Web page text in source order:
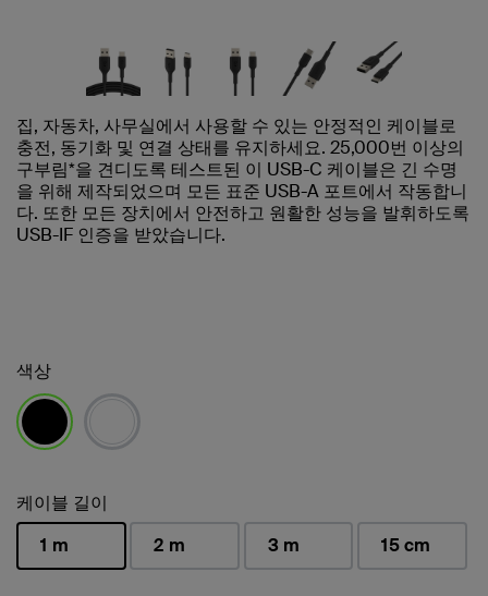
집, 자동차, 사무실에서 사용할 수 있는 안정적인 케이블로
충전, 동기화 및 연결 상태를 유지하세요. 25,000번 이상의
구부림*을 견디도록 테스트된 이 USB-C 케이블은 긴 수명
을 위해 제작되었으며 모든 표준 USB-A 포트에서 작동합니
다. 또한 모든 장치에서 안전하고 원활한 성능을 발휘하도록
USB-IF 인증을 받았습니다.
색상
케이블 길이
1 m
2 m 3 m 15 cm